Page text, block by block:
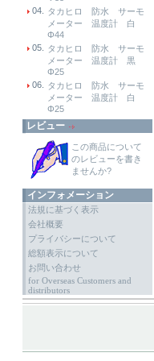
04.
タカヒロ 防水 サーモ
メーター 温度計 白
Φ44
05.
タカヒロ 防水 サーモ
メーター 温度計 黒
Φ25
06.
タカヒロ 防水 サーモ
メーター 温度計 白
Φ25
レビュー
この商品について
のレビューを書き
ませんか?
インフォメーション
法規に基づく表示
会社概要
プライバシーについて
総額表示について
お問い合わせ
for Overseas Customers and
distributors